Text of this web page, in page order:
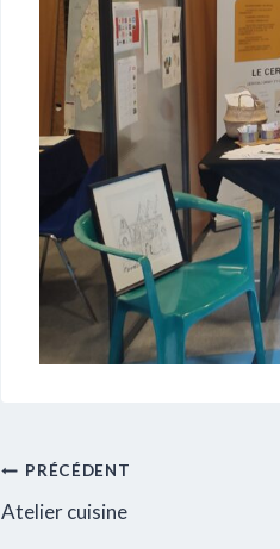
Navigation
de
PRÉCÉDENT
Atelier cuisine